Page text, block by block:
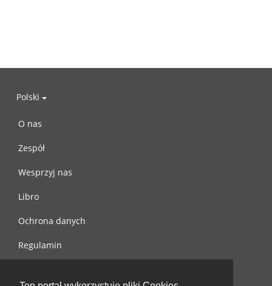
Polski
O nas
Zespół
Wesprzyj nas
Libro
Ochrona danych
Regulamin